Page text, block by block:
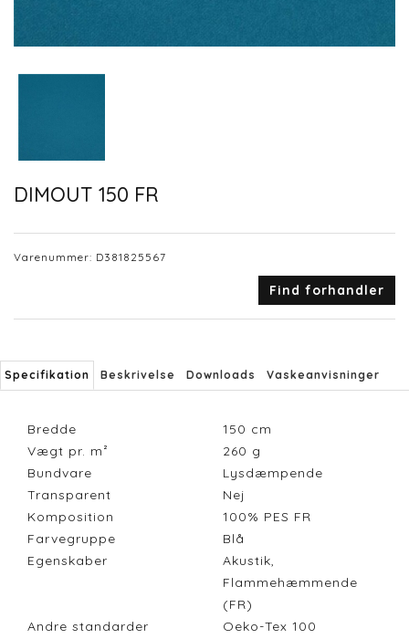
DIMOUT 150 FR
Varenummer: D381825567
Find forhandler
Specifikation Beskrivelse Downloads Vaskeanvisninger
Bredde 150 cm
Vægt pr. m²
260 g
Bundvare
Lysdæmpende
Transparent
Nej
Komposition
100% PES FR
Farvegruppe
Blå
Egenskaber
Akustik,
Flammehæmmende
(FR)
Andre standarder
Oeko-Tex 100